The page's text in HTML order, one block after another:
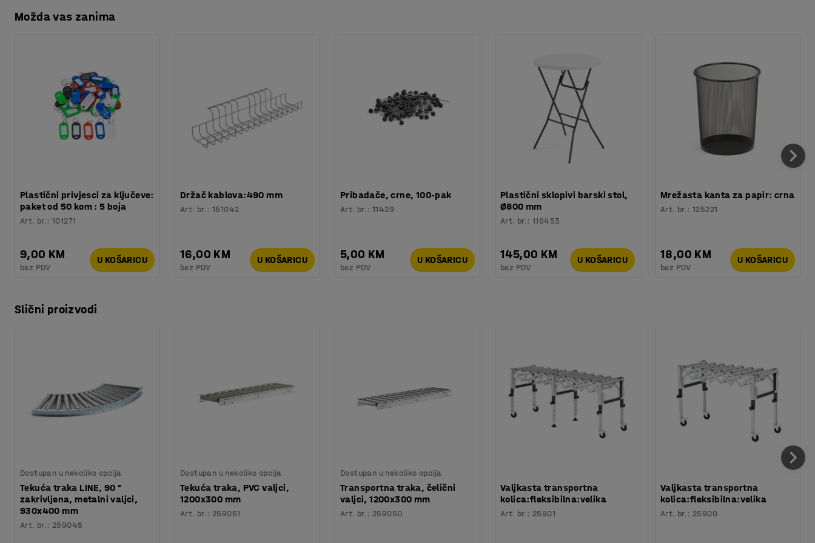
Materijal okvira
Čelik
Boja valjci : Siva
18,01 kg
: Dolazi nesastavljeno
Preuzmite upute za održavanjen
Možda vas zanima
Plastični privjesci za ključeve:
paket od 50 kom : 5 boja
Art. br.:101271
9,00 KM
bez PDV
U KOŠARICU
Držač kablova:490 mm
Art. br.:151042
16,00 KM
bez PDV
U KOŠARICU
Pribadače, crne, 100-pak
Art. br.:11429
5,00 KM
bez PDV
U KOŠARICU
Plastični sklopivi barski stol,
Ø800 mm
Art. br.:116453
145,00 KM
bez PDV
U KOŠARICU
Mrežasta kanta za papir: crna
Art. br.:125221
18,00 KM
bez PDV
U KOŠARICU
Slični proizvodi
Dostupan u nekoliko opcija
Tekuća traka LINE, 90 °
zakrivljena, metalni valjci,
930x400 mm
Art. br.: 259045
Dostupan u nekoliko opcija
Tekuća traka, PVC valjci,
1200x300 mm
Art. br.: 259061
Dostupan u nekoliko opcija
Transportna traka, čelični
valjci, 1200x300 mm
Art. br.: 259050
Valjkasta transportna
kolica:fleksibilna:velika
Art. br.: 25901
Valjkasta transportna
kolica:fleksibilna:velika
Art. br.: 25900